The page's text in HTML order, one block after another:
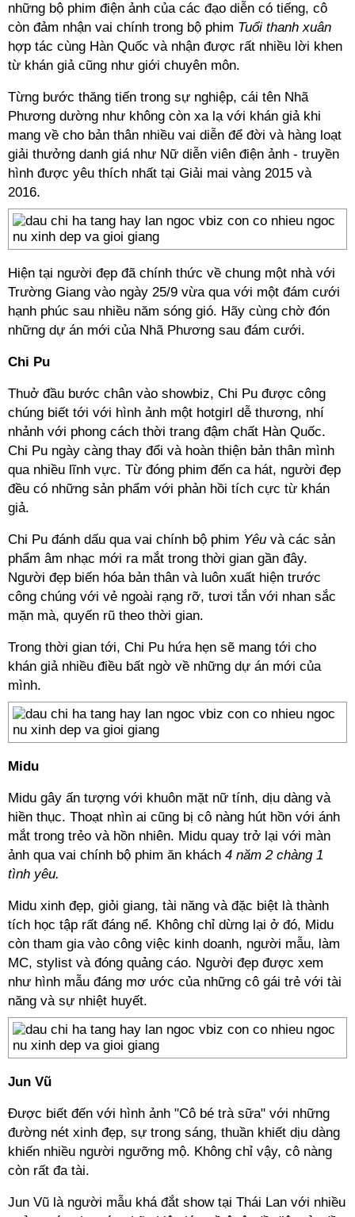
những bộ phim điện ảnh của các đạo diễn có tiếng, cô
còn đảm nhận vai chính trong bộ phim Tuổi thanh xuân
hợp tác cùng Hàn Quốc và nhận được rất nhiều lời khen
từ khán giả cũng như giới chuyên môn.
Từng bước thăng tiến trong sự nghiệp, cái tên Nhã
Phương dường như không còn xa lạ với khán giả khi
mang về cho bản thân nhiều vai diễn để đời và hàng loạt
giải thưởng danh giá như Nữ diễn viên điện ảnh - truyền
hình được yêu thích nhất tại Giải mai vàng 2015 và
2016.
Hiện tại người đẹp đã chính thức về chung một nhà với
Trường Giang vào ngày 25/9 vừa qua với một đám cưới
hạnh phúc sau nhiều năm sóng gió. Hãy cùng chờ đón
những dự án mới của Nhã Phương sau đám cưới.
Chi Pu
Thuở đầu bước chân vào showbiz, Chi Pu được công
chúng biết tới với hình ảnh một hotgirl dễ thương, nhí
nhảnh với phong cách thời trang đậm chất Hàn Quốc.
Chi Pu ngày càng thay đổi và hoàn thiện bản thân mình
qua nhiều lĩnh vực. Từ đóng phim đến ca hát, người đẹp
đều có những sản phẩm với phản hồi tích cực từ khán
giả.
Chi Pu đánh dấu qua vai chính bộ phim Yêu và các sản
phẩm âm nhạc mới ra mắt trong thời gian gần đây.
Người đẹp biến hóa bản thân và luôn xuất hiện trước
công chúng với vẻ ngoài rạng rỡ, tươi tắn với nhan sắc
mặn mà, quyến rũ theo thời gian.
Trong thời gian tới, Chi Pu hứa hẹn sẽ mang tới cho
khán giả nhiều điều bất ngờ về những dự án mới của
mình.
Midu
Midu gây ấn tượng với khuôn mặt nữ tính, dịu dàng và
hiền thục. Thoạt nhìn ai cũng bị cô nàng hút hồn với ánh
mắt trong trẻo và hồn nhiên. Midu quay trở lại với màn
ảnh qua vai chính bộ phim ăn khách 4 năm 2 chàng 1
tình yêu.
Midu xinh đẹp, giỏi giang, tài năng và đặc biệt là thành
tích học tập rất đáng nể. Không chỉ dừng lại ở đó, Midu
còn tham gia vào công việc kinh doanh, người mẫu, làm
MC, stylist và đóng quảng cáo. Người đẹp được xem
như hình mẫu đáng mơ ước của những cô gái trẻ với tài
năng và sự nhiệt huyết.
Jun Vũ
Được biết đến với hình ảnh "Cô bé trà sữa" với những
đường nét xinh đẹp, sự trong sáng, thuần khiết dịu dàng
khiến nhiều người ngưỡng mộ. Không chỉ vậy, cô nàng
còn rất đa tài.
Jun Vũ là người mẫu khá đắt show tại Thái Lan với nhiều